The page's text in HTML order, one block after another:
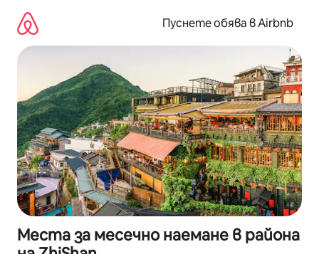
съдържанието
Пуснете обява в Airbnb
Места за месечно наемане в района